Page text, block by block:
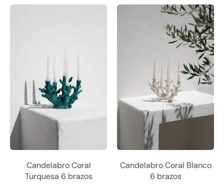
Candelabro Coral
Turquesa 6 brazos
Candelabro Coral Blanco
6 brazos